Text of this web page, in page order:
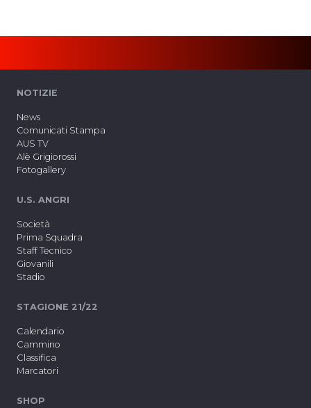
NOTIZIE
News
Comunicati Stampa
AUS TV
Alè Grigiorossi
Fotogallery
U.S. ANGRI
Società
Prima Squadra
Staff Tecnico
Giovanili
Stadio
STAGIONE 21/22
Calendario
Cammino
Classifica
Marcatori
SHOP